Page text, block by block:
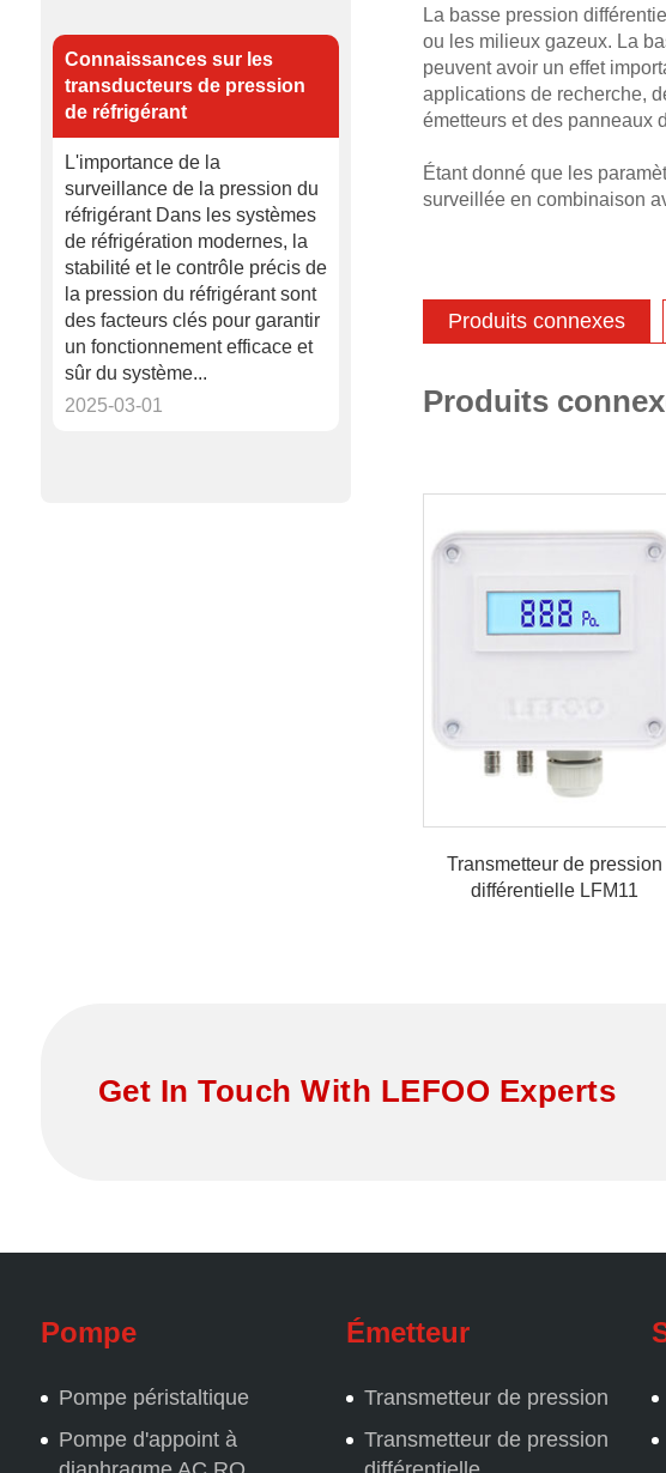
Connaissances sur les
transducteurs de pression
de réfrigérant
L'importance de la
surveillance de la pression du
réfrigérant Dans les systèmes
de réfrigération modernes, la
stabilité et le contrôle précis de
la pression du réfrigérant sont
des facteurs clés pour garantir
un fonctionnement efficace et
sûr du système...
2025-03-01
La basse pression
ou les milieux gazeux. La
peuvent avoir un effet
applications de recherche,
émetteurs et des panneaux
Étant donné que les
surveillée en combinaison
Produits connexes
Produits
Transmetteur de pression
différentielle LFM11
Get In Touch With LEFOO Experts
Pompe
Pompe péristaltique
Pompe d'appoint à
Émetteur
Transmetteur de pression
Transmetteur de pression